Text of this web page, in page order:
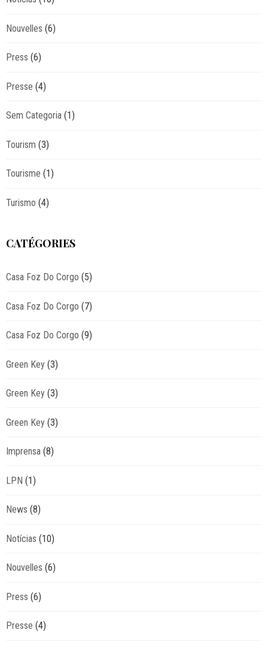
Nouvelles (6)
Press (6)
Presse (4)
Sem Categoria (1)
Tourism (3)
Tourisme (1)
Turismo (4)
CATÉGORIES
Casa Foz Do Corgo (5)
Casa Foz Do Corgo (7)
Casa Foz Do Corgo (9)
Green Key (3)
Green Key (3)
Green Key (3)
Imprensa (8)
LPN (1)
News (8)
Notícias (10)
Nouvelles (6)
Press (6)
Presse (4)